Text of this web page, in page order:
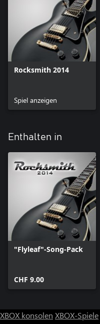
Rocksmith 2014
Spiel anzeigen
Enthalten in
"Flyleaf"-Song-Pack
CHF 9.00
XBOX konsolen XBOX-Spiele